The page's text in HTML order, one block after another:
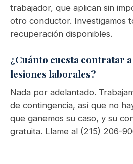
trabajador, que aplican sin
otro conductor. Investigamos
recuperación disponibles.
¿Cuánto cuesta contratar
lesiones laborales?
Nada por adelantado.
de contingencia, así que no
que ganemos su caso, y su
gratuita. Llame al (215) 206-